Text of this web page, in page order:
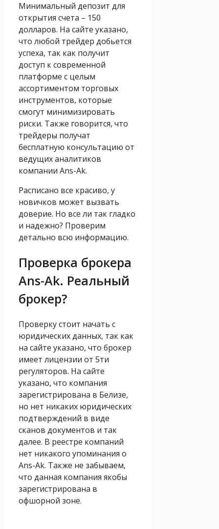
Минимальный депозит для
открытия счета – 150
долларов. На сайте указано,
что любой трейдер добьется
успеха, так как получит
доступ к современной
платформе с целым
ассортиментом торговых
инструментов, которые
смогут минимизировать
риски. Также говорится, что
трейдеры получат
бесплатную консультацию от
ведущих аналитиков
компании Ans-Ak.
Расписано все красиво, у
новичков может вызвать
доверие. Но все ли так гладко
и надежно? Проверим
детально всю информацию.
Проверка брокера
Ans-Ak. Реальный
брокер?
Проверку стоит начать с
юридических данных, так как
на сайте указано, что брокер
имеет лицензии от 5ти
регуляторов. На сайте
указано, что компания
зарегистрирована в Белизе,
но нет никаких юридических
подтверждений в виде
сканов документов и так
далее. В реестре компаний
нет никакого упоминания о
Ans-Ak. Также не забываем,
что данная компания якобы
зарегистрирована в
офшорной зоне.